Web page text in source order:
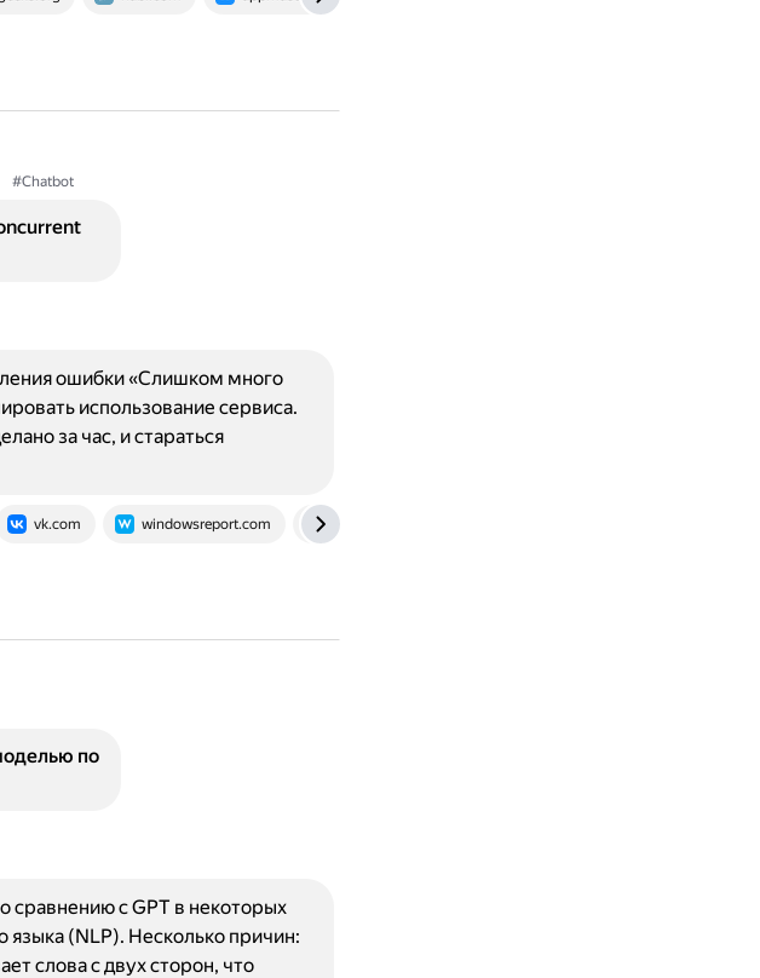
#Chatbot
vk.com windowsreport.com
ошибки «Слишком много
использование сервиса.
за час, и стараться
по
сравнению с GPT в некоторых
языка (NLP). Несколько причин:
слова с двух сторон, что